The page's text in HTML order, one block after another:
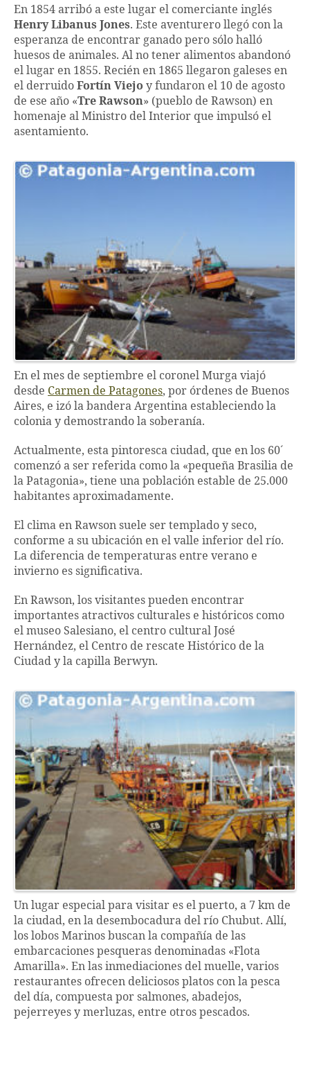
En 1854 arribó a este lugar el comerciante inglés
Henry Libanus Jones. Este aventurero llegó con la
esperanza de encontrar ganado pero sólo halló
huesos de animales. Al no tener alimentos abandonó
el lugar en 1855. Recién en 1865 llegaron galeses en
el derruido Fortín Viejo y fundaron el 10 de agosto
de ese año «Tre Rawson» (pueblo de Rawson) en
homenaje al Ministro del Interior que impulsó el
asentamiento.
En el mes de septiembre el coronel Murga viajó
desde Carmen de Patagones, por órdenes de Buenos
Aires, e izó la bandera Argentina estableciendo la
colonia y demostrando la soberanía.
Actualmente, esta pintoresca ciudad, que en los 60´
comenzó a ser referida como la «pequeña Brasilia de
la Patagonia», tiene una población estable de 25.000
habitantes aproximadamente.
El clima en Rawson suele ser templado y seco,
conforme a su ubicación en el valle inferior del río.
La diferencia de temperaturas entre verano e
invierno es significativa.
En Rawson, los visitantes pueden encontrar
importantes atractivos culturales e históricos como
el museo Salesiano, el centro cultural José
Hernández, el Centro de rescate Histórico de la
Ciudad y la capilla Berwyn.
Un lugar especial para visitar es el puerto, a 7 km de
la ciudad, en la desembocadura del río Chubut. Allí,
los lobos Marinos buscan la compañía de las
embarcaciones pesqueras denominadas «Flota
Amarilla». En las inmediaciones del muelle, varios
restaurantes ofrecen deliciosos platos con la pesca
del día, compuesta por salmones, abadejos,
pejerreyes y merluzas, entre otros pescados.